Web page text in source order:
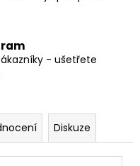
- ušetřete
Diskuze